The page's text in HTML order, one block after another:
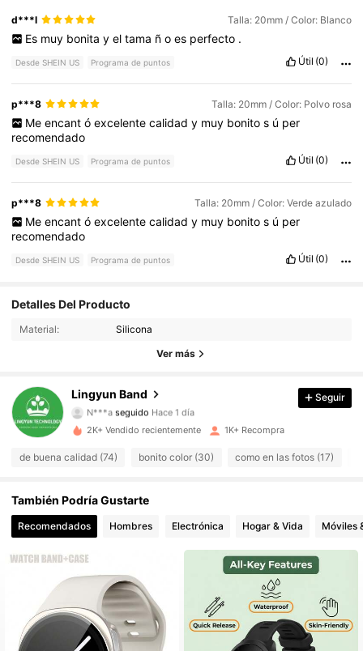
d***l Talla: 20mm / Color: Blanco
Es muy bonita y el tama ñ o es perfecto .
Desde SHEIN US Programa de puntos Útil (0)
p***8 Talla: 20mm / Color: Polvo rosa
Me encant ó excelente calidad y muy bonito s ú per
recomendado
Desde SHEIN US Programa de puntos Útil (0)
p***8 Talla: 20mm / Color: Verde azulado
Me encant ó excelente calidad y muy bonito s ú per
recomendado
Desde SHEIN US Programa de puntos Útil (0)
Detalles Del Producto
Material: Silicona
Ver más
Lingyun Band
4.88 76 Seguidores
N***a seguido Hace 1 día
4.88
76 Seguidores
4.88 76 Seguidores
4.88 76 Seguidores
4.88 76 Seguidores
4.88 76 Seguidores
4.88 76 Seguidores
Seguir
2K+ Vendido recientemente 1K+ Recompra
de buena calidad (74) bonito color (30) como en las fotos (17)
También Podría Gustarte
Recomendados Hombres Electrónica Hogar & Vida Móviles